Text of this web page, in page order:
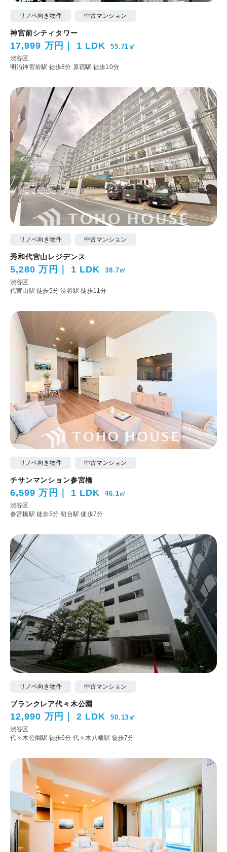
リノベ向き物件 中古マンション
神宮前シティタワー
17,999 万円 1 LDK 55.71㎡
渋谷区
明治神宮前駅 徒歩8分 原宿駅 徒歩10分
リノベ向き物件 中古マンション
秀和代官山レジデンス
5,280 万円 1 LDK 38.7㎡
渋谷区
代官山駅 徒歩5分渋谷駅 徒歩11分
リノベ向き物件 中古マンション
チサンマンション参宮橋
6,599 万円 1 LDK 46.1㎡
渋谷区
参宮橋駅 徒歩5分初台駅 徒歩7分
リノベ向き物件 中古マンション
ブランクレア代々木公園
12,990 万円 2 LDK 50.13㎡
渋谷区
代々木公園駅 徒歩6分 代々木八幡駅 徒歩7分